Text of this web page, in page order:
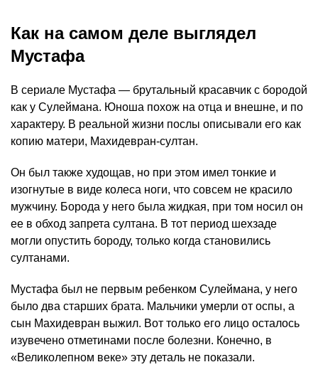
Как на самом деле выглядел
Мустафа
В сериале Мустафа — брутальный красавчик с бородой
как у Сулеймана. Юноша похож на отца и внешне, и по
характеру. В реальной жизни послы описывали его как
копию матери, Махидевран-султан.
Он был также худощав, но при этом имел тонкие и
изогнутые в виде колеса ноги, что совсем не красило
мужчину. Борода у него была жидкая, при том носил он
ее в обход запрета султана. В тот период шехзаде
могли опустить бороду, только когда становились
султанами.
Мустафа был не первым ребенком Сулеймана, у него
было два старших брата. Мальчики умерли от оспы, а
сын Махидевран выжил. Вот только его лицо осталось
изувечено отметинами после болезни. Конечно, в
«Великолепном веке» эту деталь не показали.